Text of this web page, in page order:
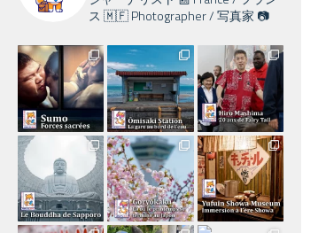
ス 🇲🇫 Photographer / 写真家 📷